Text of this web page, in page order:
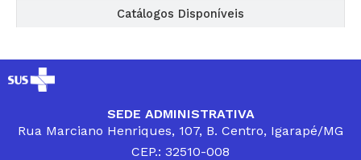
Catálogos Disponíveis
SEDE ADMINISTRATIVA
Rua Marciano Henriques, 107, B. Centro, Igarapé/MG
CEP.: 32510-008